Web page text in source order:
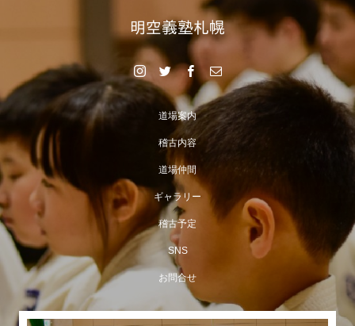
道場案内
稽古内容
道場仲間
ギャラリー
稽古予定
SNS
お問合せ